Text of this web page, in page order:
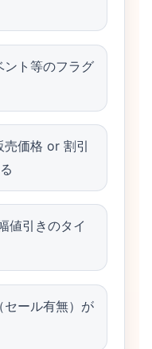
ント等のフラグ
売価格 or 割引
値引きのタイ
セール有無）が